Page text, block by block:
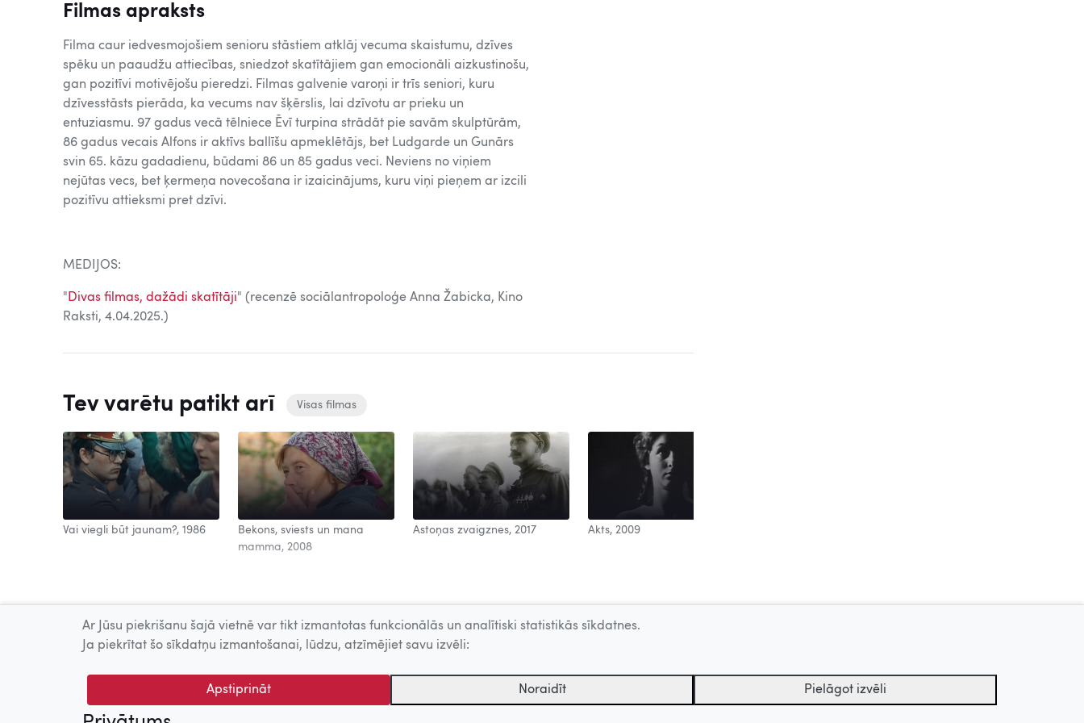
Filmas apraksts
Filma caur iedvesmojošiem senioru stāstiem atklāj vecuma skaistumu, dzīves
spēku un paaudžu attiecības, sniedzot skatītājiem gan emocionāli aizkustinošu,
gan pozitīvi motivējošu pieredzi. Filmas galvenie varoņi ir trīs seniori, kuru
dzīvesstāsts pierāda, ka vecums nav šķērslis, lai dzīvotu ar prieku un
entuziasmu. 97 gadus vecā tēlniece Ēvī turpina strādāt pie savām skulptūrām,
86 gadus vecais Alfons ir aktīvs ballīšu apmeklētājs, bet Ludgarde un Gunārs
svin 65. kāzu gadadienu, būdami 86 un 85 gadus veci. Neviens no viņiem
nejūtas vecs, bet ķermeņa novecošana ir izaicinājums, kuru viņi pieņem ar izcili
pozitīvu attieksmi pret dzīvi.
MEDIJOS:
" Divas filmas, dažādi skatītāji" (recenzē sociālantropoloģe Anna Žabicka, Kino
Raksti, 4.04.2025.)
Tev varētu patikt arī Visas filmas
Vai viegli būt jaunam?, 1986
Bekons, sviests un mana
mamma, 2008
Astoņas zvaigznes, 2017 Akts, 2009
© 2026 Nacionālais Kino centrs, Kultūras informācijas sistēmu centrs. Sadarbības partneris: Latvijas Valsts kinofotofonodokumentu arhīvs.
Ar Jūsu piekrišanu šajā vietnē var tikt izmantotas funkcionālās un analītiski statistikās sīkdatnes.
Ja piekrītat šo sīkdatņu izmantošanai, lūdzu, atzīmējiet savu izvēli:
Apstiprināt Noraidīt Pielāgot izvēli